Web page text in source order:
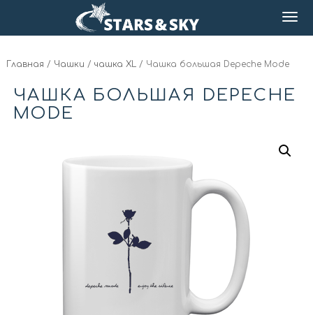
Главная / Чашки / чашка XL / Чашка большая Depeche Mode
ЧАШКА БОЛЬШАЯ DEPECHE
MODE